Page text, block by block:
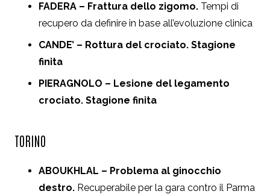
FADERA – Frattura dello zigomo. Tempi di
recupero da definire in base all’evoluzione clinica
CANDE’ – Rottura del crociato. Stagione
finita
PIERAGNOLO – Lesione del legamento
crociato. Stagione finita
TORINO
ABOUKHLAL – Problema al ginocchio
destro. Recuperabile per la gara contro il Parma